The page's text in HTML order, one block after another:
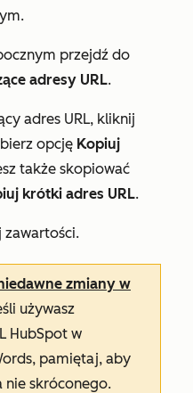
przejdź do
adresy URL.
adres URL, kliknij
opcję Kopiuj
także skopiować
krótki adres URL.
zawartości.
zmiany w
używasz
HubSpot w
pamiętaj, aby
nie skróconego.